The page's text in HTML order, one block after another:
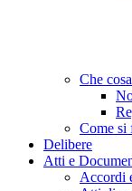
Che
Come si
Delibere
Atti e
Accordi